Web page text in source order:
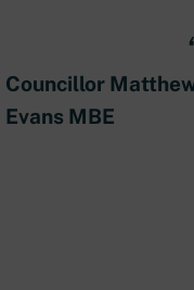
Councillor
Evans MBE